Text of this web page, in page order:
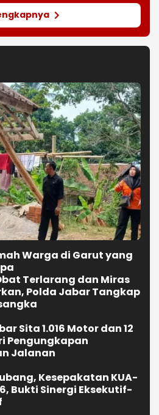
Warga di Garut yang
Terlarang dan Miras
Polda Jabar Tangkap
Sita 1.016 Motor dan 12
Pengungkapan
Jalanan
Kesepakatan KUA-
Bukti Sinergi Eksekutif-